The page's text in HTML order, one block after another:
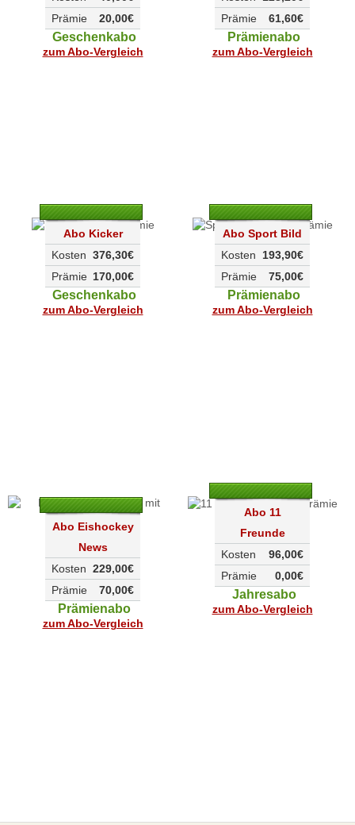
20,00€
Prämie
Geschenkabo
zum Abo-Vergleich
61,60€
Prämie
Prämienabo
zum Abo-Vergleich
Abo Kicker
376,30€
Kosten
170,00€
Prämie
Geschenkabo
zum Abo-Vergleich
Abo Sport Bild
193,90€
Kosten
75,00€
Prämie
Prämienabo
zum Abo-Vergleich
Abo Eishockey
News
229,00€
Kosten
70,00€
Prämie
Prämienabo
zum Abo-Vergleich
Abo 11
Freunde
96,00€
Kosten
0,00€
Prämie
Jahresabo
zum Abo-Vergleich